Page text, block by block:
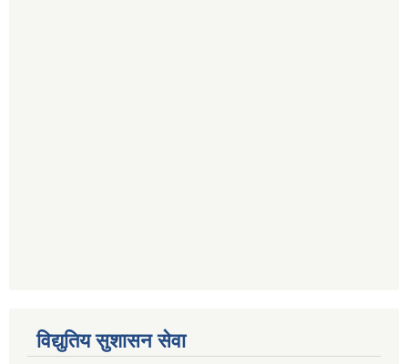
विद्युतिय सुशासन सेवा